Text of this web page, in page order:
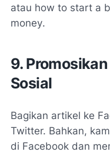
atau how to start a
money.
9.
Sosial
Bagikan artikel ke
Twitter. Bahkan,
di Facebook dan